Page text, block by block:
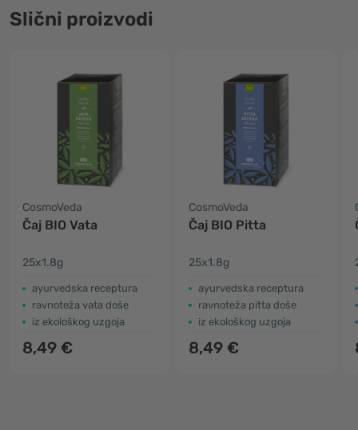
Slični proizvodi
CosmoVeda
Čaj BIO Vata
25x1.8g
ayurvedska receptura
ravnoteža vata doše
iz ekološkog uzgoja
8,49 €
CosmoVeda
Čaj BIO Pitta
25x1.8g
ayurvedska receptura
ravnoteža pitta doše
iz ekološkog uzgoja
8,49 €